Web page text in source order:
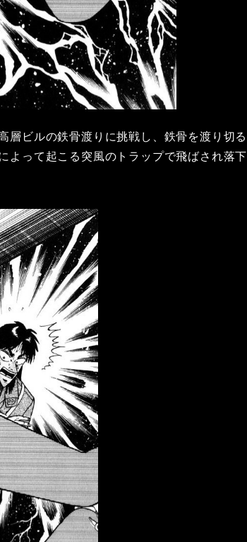
層ビルの鉄骨渡りに挑戦し、鉄骨を渡り切る
よって起こる突風のトラップで飛ばされ落下